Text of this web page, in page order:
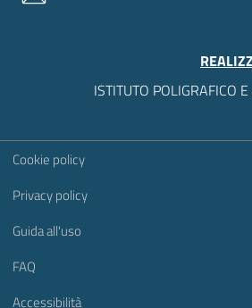
ISTITUTO POLIGRAFICO
Sezione Link Utili
Cookie policy
Privacy policy
Guida all'uso
FAQ
Accessibilità